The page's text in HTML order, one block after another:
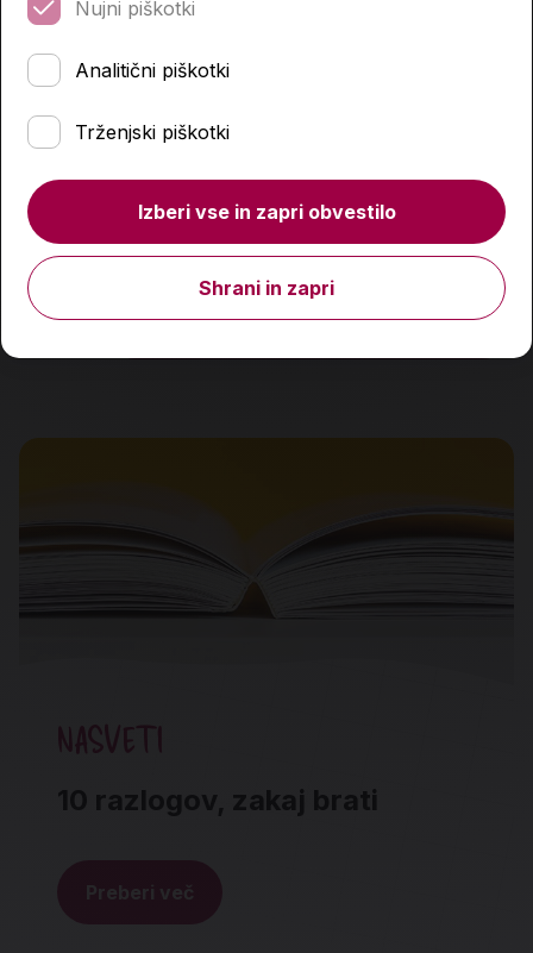
Kaj pa, ko zboli naš bližnji
29,99 €
NASVETI
10 razlogov, zakaj brati
Preberi več
Nujni piškotki
Analitični piškotki
Trženjski piškotki
Izberi vse in zapri obvestilo
Shrani in zapri